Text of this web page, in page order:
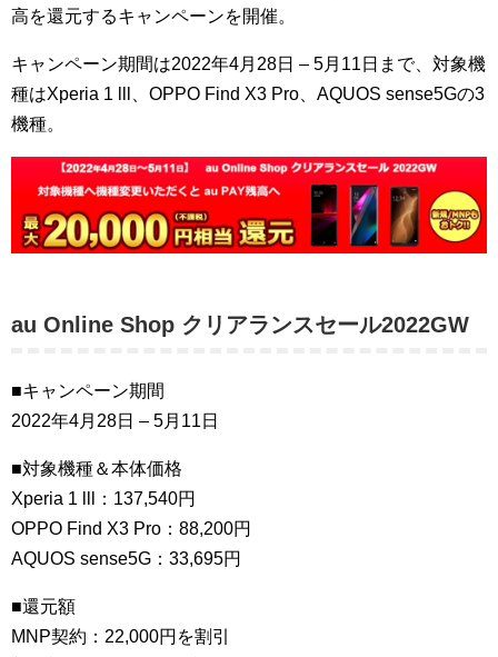
高を還元するキャンペーンを開催。
キャンペーン期間は2022年4月28日 – 5月11日まで、対象機
種はXperia 1 lll、OPPO Find X3 Pro、AQUOS sense5Gの3
機種。
au Online Shop クリアランスセール2022GW
■キャンペーン期間
2022年4月28日 – 5月11日
■対象機種＆本体価格
Xperia 1 lll：137,540円
OPPO Find X3 Pro：88,200円
AQUOS sense5G：33,695円
■還元額
MNP契約：22,000円を割引